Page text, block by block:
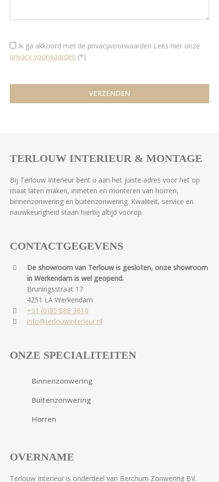
Ik ga akkoord met de privacyvoorwaarden Lees hier onze
privacy voorwaarden (*).
TERLOUW INTERIEUR & MONTAGE
Bij Terlouw Interieur bent u aan het juiste adres voor het op
maat laten maken, inmeten en monteren van horren,
binnenzonwering en buitenzonwering. Kwaliteit, service en
nauwkeurigheid staan hierbij altijd voorop.
CONTACTGEGEVENS
De showroom van Terlouw is gesloten, onze showroom
in Werkendam is wel geopend.
Bruningsstraat 17
4251 LA Werkendam
+31 (0)85 888 3610
info@terlouwinterieur.nl
ONZE SPECIALITEITEN
Binnenzonwering
Buitenzonwering
Horren
OVERNAME
Terlouw Interieur is onderdeel van Berchum Zonwering BV.